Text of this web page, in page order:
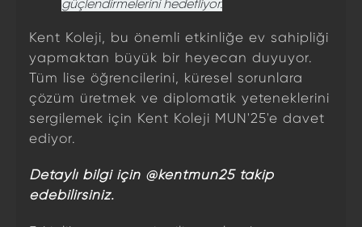
güçlendirmelerini hedefliyor.
Kent Koleji, bu önemli etkinliğe ev sahipliği
yapmaktan büyük bir heyecan duyuyor.
Tüm lise öğrencilerini, küresel sorunlara
çözüm üretmek ve diplomatik yeteneklerini
sergilemek için Kent Koleji MUN'25'e davet
ediyor.
Detaylı bilgi için @kentmun25 takip
edebilirsiniz.